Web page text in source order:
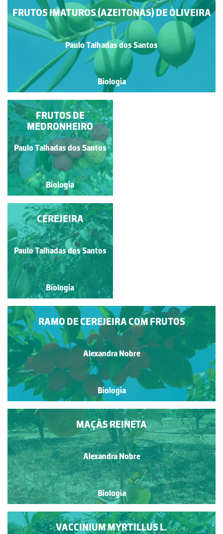
FRUTOS IMATUROS (AZEITONAS) DE OLIVEIRA
Paulo Talhadas dos Santos
Biologia
FRUTOS DE
AZINHEIRA
Paulo Talhadas dos Santos
Biologia
FRUTOS DE
MEDRONHEIRO
Paulo Talhadas dos Santos
Biologia
FIGUEIRA-DA-ÍNDIA
OU PITEIRA
Paulo Talhadas dos Santos
Biologia
CEREJEIRA
Paulo Talhadas dos Santos
Biologia
RAMO DE CEREJEIRA COM FRUTOS
Alexandra Nobre
Biologia
MAÇÃS REINETA
Alexandra Nobre
Biologia
VACCINIUM MYRTILLUS L.